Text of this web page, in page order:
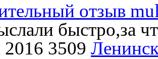
отзыв
быстро,за
3509